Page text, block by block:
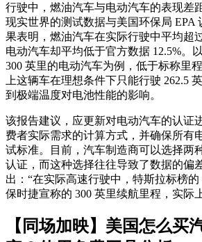
行驶中，燃油汽车与电动汽车的表现差
现实世界的测试数据与美国环保局 EPA
果表明，燃油汽车在实际行驶中平均超
电动汽车却平均低于官方数据 12.5%。
300 英里的电动汽车为例，低于标称里
上这辆车在理想条件下只能行驶 262.5
到极端温度对电池性能的影响。
该报告建议，应更新对电动汽车的认证
费者实际需求的计算方式，并确保所有
试标准。目前，汽车制造商可以选择两
认证，而这种选择往往导致了数据的偏
出：“在实际高速行驶中，特斯拉标榜
保时捷宣称的 300 英里续航里程，实际
【同场加映】美国怎么买